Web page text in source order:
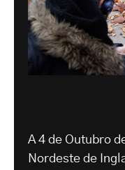
A 4 de Outubro
Nordeste de